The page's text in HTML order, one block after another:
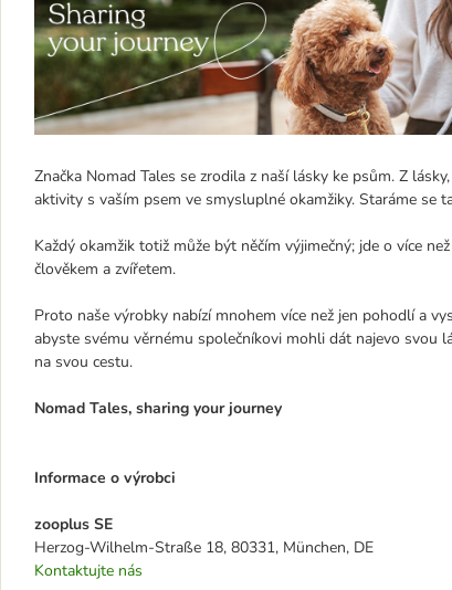
Značka Nomad Tales se zrodila z naší lásky ke psům. Z
aktivity s vaším psem ve smysluplné okamžiky. Staráme se
Každý okamžik totiž může být něčím výjimečný; jde o více
člověkem a zvířetem.
Proto naše výrobky nabízí mnohem více než jen pohodlí a
abyste svému věrnému společníkovi mohli dát najevo svou
na svou cestu.
Nomad Tales, sharing your journey
Informace o výrobci
zooplus SE
Herzog-Wilhelm-Straße 18, 80331, München, DE
Kontaktujte nás